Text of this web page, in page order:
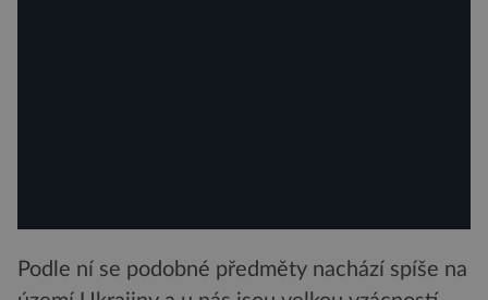
Podle ní se podobné předměty nachází spíše na